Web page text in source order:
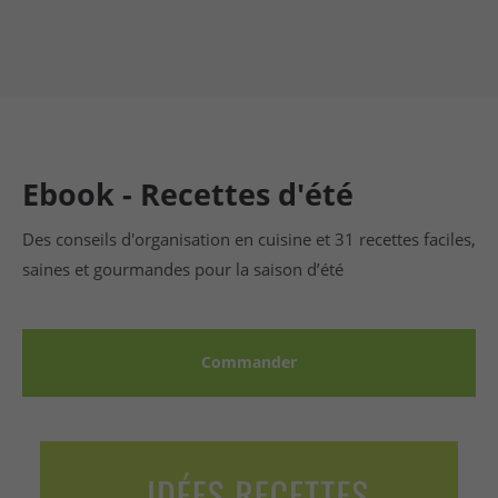
Ebook - Recettes d'été
Des conseils d'organisation en cuisine et 31 recettes faciles,
saines et gourmandes pour la saison d’été
Commander